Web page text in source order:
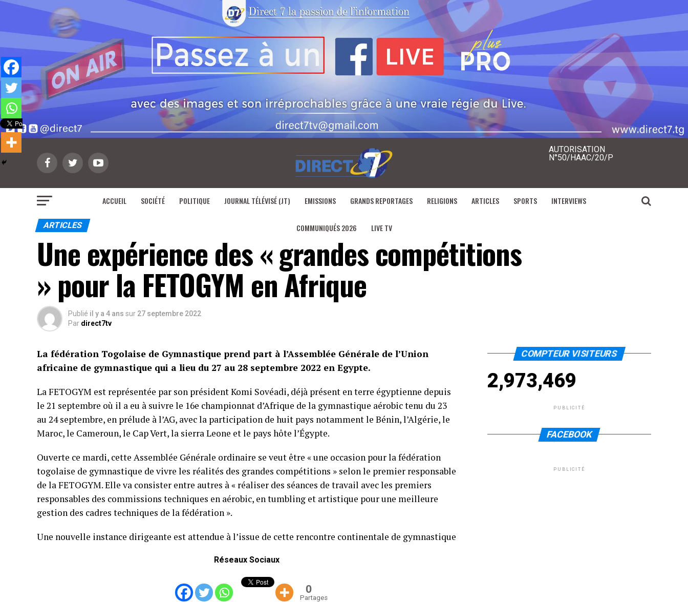
AUTORISATION
N°50/HAAC/20/P
ACCUEIL SOCIÉTÉ POLITIQUE JOURNAL TÉLÉVISÉ (JT) EMISSIONS GRANDS REPORTAGES RELIGIONS ARTICLES SPORTS INTERVIEWS
COMMUNIQUÉS 2026 LIVE TV
ARTICLES
Une expérience des « grandes compétitions
» pour la FETOGYM en Afrique
Publié il y a 4 ans sur 27 septembre 2022
Par direct7tv
La fédération Togolaise de Gymnastique prend part à l’Assemblée Générale de l’Union
africaine de gymnastique qui a lieu du 27 au 28 septembre 2022 en Egypte.
La FETOGYM est représentée par son président Komi Sovéadi, déjà présent en terre égyptienne depuis
le 21 septembre où il a eu à suivre le 16e championnat d’Afrique de la gymnastique aérobic tenu du 23
au 24 septembre, en prélude à l’AG, avec la participation de huit pays notamment le Bénin, l’Algérie, le
Maroc, le Cameroun, le Cap Vert, la sierra Leone et le pays hôte l’Égypte.
Ouverte ce mardi, cette Assemblée Générale ordinaire se veut être « une occasion pour la fédération
togolaise de gymnastique de vivre les réalités des grandes compétitions » selon le premier responsable
de la FETOGYM. Elle va consister entre autres à « réaliser des séances de travail avec les premiers
responsables des commissions techniques en aérobic, en tumbling et artistique pour une meilleure
gestion des cadres techniques de la fédération ».
Une nouvelle instance dirigeante est attendue à l’issue de cette rencontre continentale de gymnastique
Réseaux Sociaux
0
Partages
COMPTEUR VISITEURS
2,973,469
PUBLICITÉ
FACEBOOK
PUBLICITÉ